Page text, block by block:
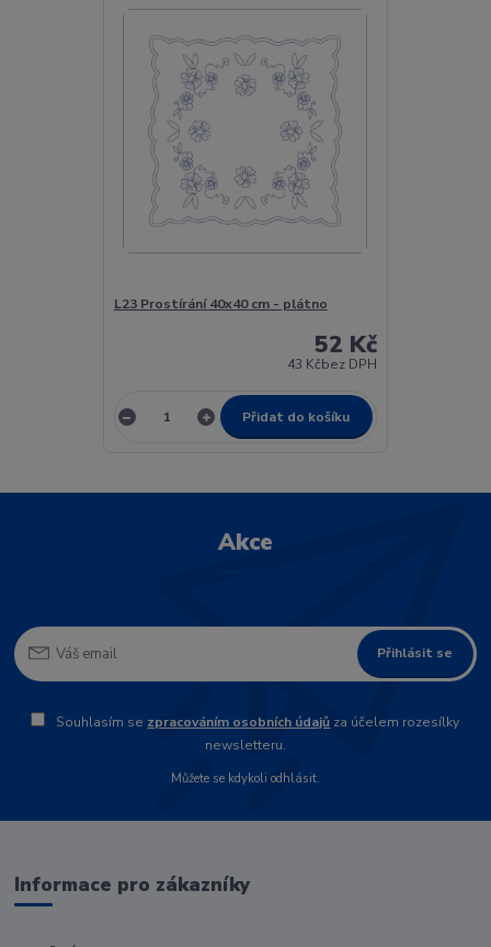
L23 Prostírání 40x40 cm - plátno
52 Kč
43 Kčbez DPH
Přidat do košíku
Akce
Přihlásit se
Souhlasím se zpracováním osobních údajů za účelem rozesílky
newsletteru.
Můžete se kdykoli odhlásit.
Informace pro zákazníky